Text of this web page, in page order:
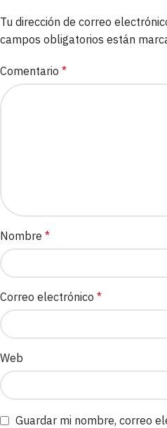
Tu dirección de correo
campos obligatorios están
Comentario *
Nombre *
Correo electrónico *
Web
Guardar mi nombre, correo